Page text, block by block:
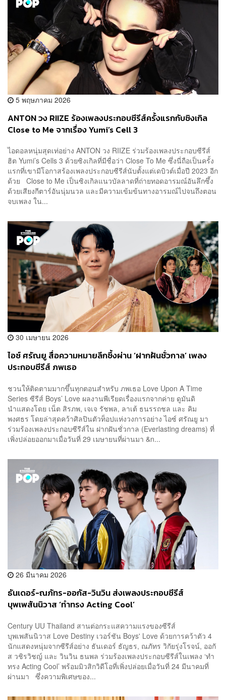
5 พฤษภาคม 2026
ANTON วง RIIZE ร้องเพลงประกอบซีรีส์ครั้งแรกกับซิงเกิล
Close to Me จากเรื่อง Yumi’s Cell 3
ไอดอลหนุ่มสุดเท่อย่าง ANTON วง RIIZE ร่วมร้องเพลงประกอบซีรีส์
ฮิต Yumi’s Cells 3 ด้วยซิงเกิลที่มีชื่อว่า Close To Me ซึ่งนี่ถือเป็นครั้ง
แรกที่เขามีโอกาสร้องเพลงประกอบซีรีส์นับตั้งแต่เดบิวต์เมื่อปี 2023 อีก
ด้วย Close to Me เป็นซิงเกิลแนวบัลลาดที่ถ่ายทอดอารมณ์อันลึกซึ้ง
ด้วยเสียงกีตาร์อันนุ่มนวล และมีความเข้มข้นทางอารมณ์ไปจนถึงตอน
จบเพลง ใน...
30 เมษายน 2026
ไอซ์ ศรัณยู สื่อความหมายลึกซึ้งผ่าน ‘ฝากฝันชั่วกาล’ เพลง
ประกอบซีรีส์ ภพเธอ
ชวนให้ติดตามมากขึ้นทุกตอนสำหรับ ภพเธอ Love Upon A Time
Series ซีรีส์ Boys’ Love ผลงานพีเรียดเรื่องแรกจากค่าย ดูมันดิ
นำแสดงโดย เน็ต สิรภพ, เจเจ รัชพล, ลาเต้ ธนรรถชล และ คิม
พงศธร โดยล่าสุดคว้าศิลปินตัวท็อปแห่งวงการอย่าง ไอซ์ ศรัณยู มา
ร่วมร้องเพลงประกอบซีรีส์ใน ฝากฝันชั่วกาล (Everlasting dreams) ที่
เพิ่งปล่อยออกมาเมื่อวันที่ 29 เมษายนที่ผ่านมา &n...
26 มีนาคม 2026
ธันเดอร์-ณภัทร-ออกัส-วินวิน ส่งเพลงประกอบซีรีส์
บุพเพสันนิวาส ‘ทำทรง Acting Cool’
Century UU Thailand สานต่อกระแสความแรงของซีรีส์
บุพเพสันนิวาส Love Destiny เวอร์ชัน Boys' Love ด้วยการคว้าตัว 4
นักแสดงหนุ่มจากซีรีส์อย่าง ธันเดอร์ ธัญธร, ณภัทร วิกัยรุ่งโรจน์, ออกั
ส วชิรวิชญ์ และ วินวิน ธนพล ร่วมร้องเพลงประกอบซีรีส์ในเพลง ‘ทำ
ทรง Acting Cool’ พร้อมมิวสิกวิดีโอที่เพิ่งปล่อยเมื่อวันที่ 24 มีนาคมที่
ผ่านมา ซึ่งความพิเศษของ...